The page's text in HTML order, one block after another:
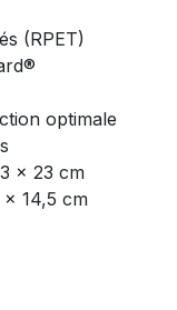
(RPET)
optimale
x 23 cm
x 14,5 cm